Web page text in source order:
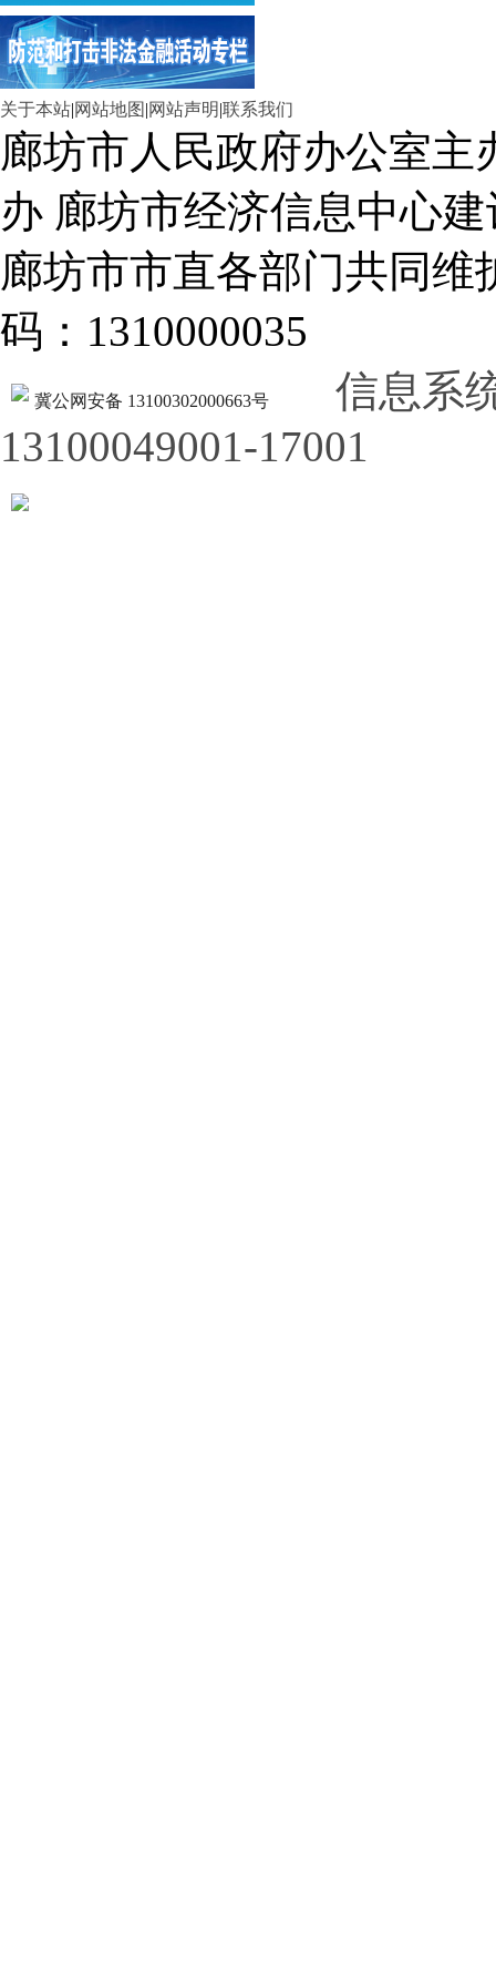
关于本站|网站地图 |网站声明|联系我们
廊坊市人民政府办公室
办 廊坊市经济信息中心建
廊坊市市直各部门共同
码：1310000035
冀公网安备 13100302000663号
信息系
13100049001-17001